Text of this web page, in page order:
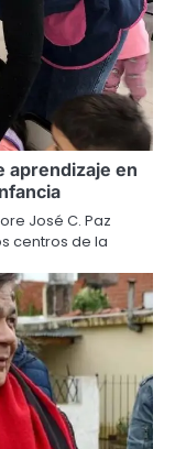
aprendizaje en
José C. Paz
centros de la